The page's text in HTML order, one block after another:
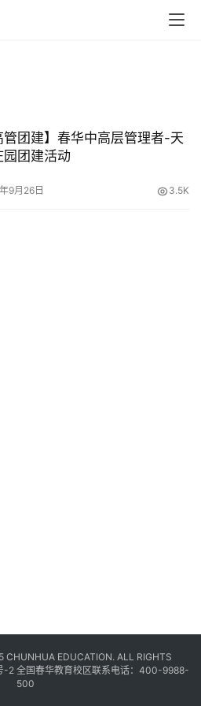
管团建】春华中高层管理者-天
园团建活动
9月26日 3.5K
EDUCATION. ALL RIGHTS
-2全国春华教育校区联系电话：400-9988-
500